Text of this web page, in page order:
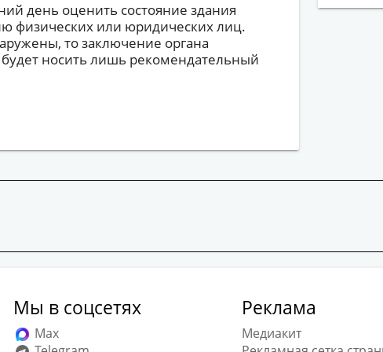
день оценить состояние здания
физических или юридических лиц.
то заключение органа
носить лишь рекомендательный
Мы в соцсетях
Max
Реклама
Медиакит